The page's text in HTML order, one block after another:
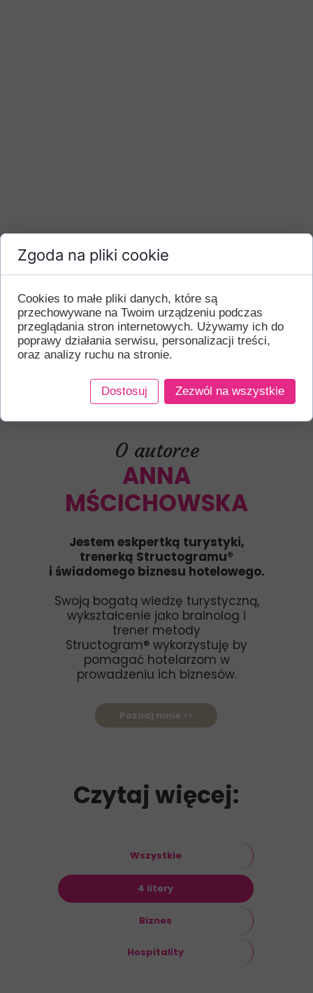
Poznaj mnie >>
O autorce
ANNA
MŚCICHOWSKA
Jestem eskpertką turystyki,
trenerką Structogramu®
i świadomego biznesu hotelowego.
Swoją bogatą wiedzę turystyczną,
wykształcenie jako brainolog i
trener metody
Structogram® wykorzystuję by
pomagać hotelarzom w
prowadzeniu ich biznesów.
Czytaj więcej:
Hospitality
Biznes
4 litery
Wszystkie
Zgoda na pliki cookie
Cookies to małe pliki danych, które są
przechowywane na Twoim urządzeniu podczas
przeglądania stron internetowych. Używamy ich do
poprawy działania serwisu, personalizacji treści,
oraz analizy ruchu na stronie.
Dostosuj Zezwól na wszystkie